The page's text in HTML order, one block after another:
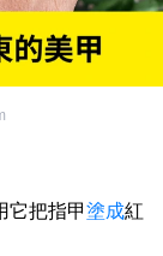
它把指甲塗成紅